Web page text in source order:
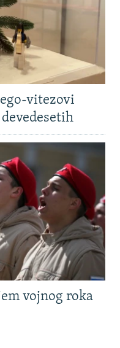
vitezovi
vojnog roka